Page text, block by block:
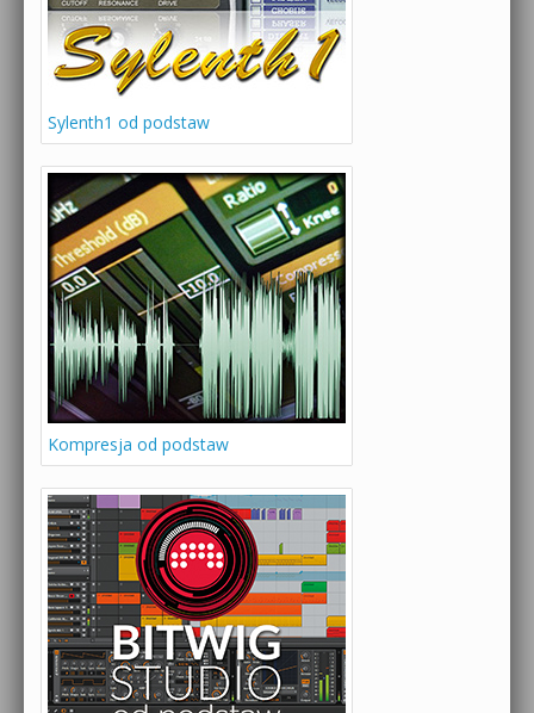
Sylenth1 od podstaw
Kompresja od podstaw